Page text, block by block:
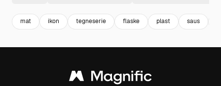
mat ikon tegneserie flaske plast saus